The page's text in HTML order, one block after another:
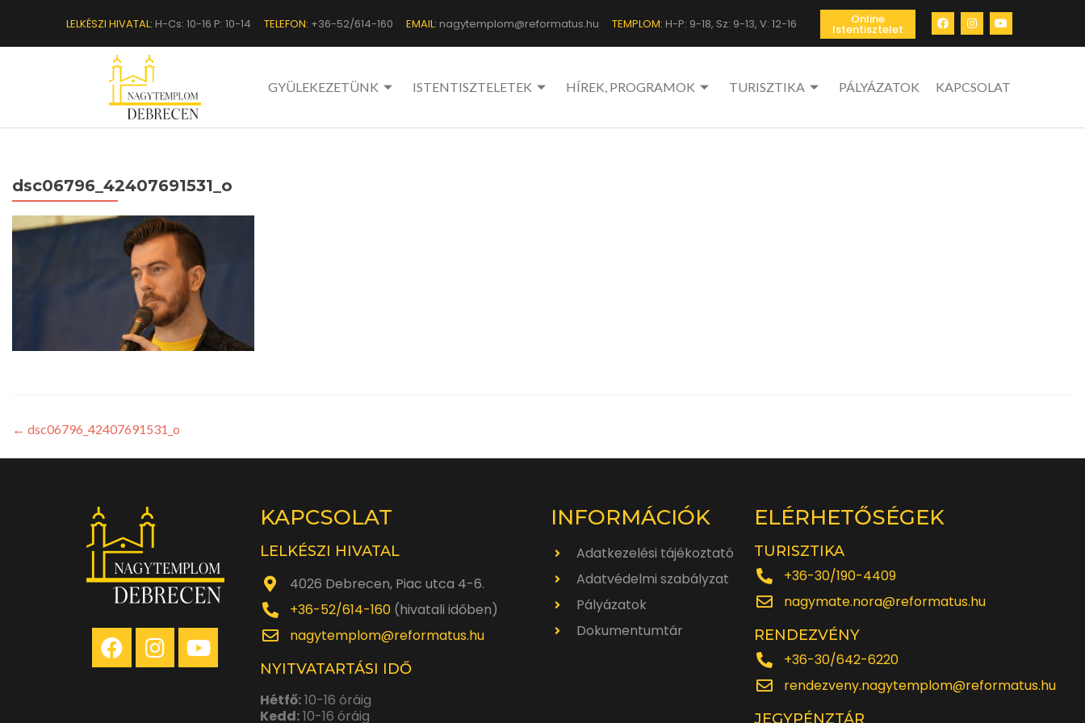
LELKÉSZI HIVATAL: H-Cs: 10-16 P: 10-14 TELEFON: +36-52/614-160 EMAIL: nagytemplom@reformatus.hu TEMPLOM: H-P: 9-18, Sz: 9-13, V: 12-16 Online
Istentisztelet
GYÜLEKEZETÜNK ISTENTISZTELETEK HÍREK, PROGRAMOK TURISZTIKA PÁLYÁZATOK KAPCSOLAT
dsc06796_42407691531_o
← dsc06796_42407691531_o
KAPCSOLAT
LELKÉSZI HIVATAL
4026 Debrecen, Piac utca 4-6.
+36-52/614-160 (hivatali időben)
nagytemplom@reformatus.hu
NYITVATARTÁSI IDŐ
Hétfő:10-16 óráig
Kedd:10-16 óráig
INFORMÁCIÓK
Adatkezelési tájékoztató
Adatvédelmi szabályzat
Pályázatok
Dokumentumtár
ELÉRHETŐSÉGEK
TURISZTIKA
+36-30/190-4409
nagymate.nora@reformatus.hu
RENDEZVÉNY
+36-30/642-6220
rendezveny.nagytemplom@reformatus.hu
JEGYPÉNZTÁR